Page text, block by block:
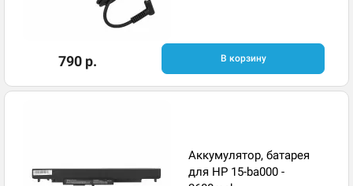
790 р. В корзину
Аккумулятор, батарея
для HP 15-ba000 -